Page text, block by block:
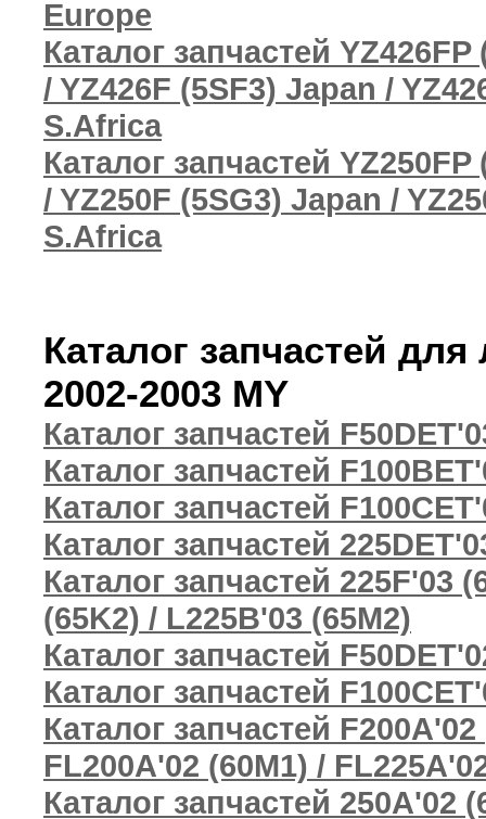
Europe
Каталог запчастей
/ YZ426F (5SF3) Japan /
S.Africa
Каталог запчастей
/ YZ250F (5SG3) Japan /
S.Africa
Каталог запчастей
2002-2003 MY
Каталог запчастей
Каталог запчастей
Каталог запчастей
Каталог запчастей
Каталог запчастей 225F'03
(65K2) / L225B'03 (65M2)
Каталог запчастей
Каталог запчастей
Каталог запчастей
FL200A'02 (60M1) /
Каталог запчастей 250A'02